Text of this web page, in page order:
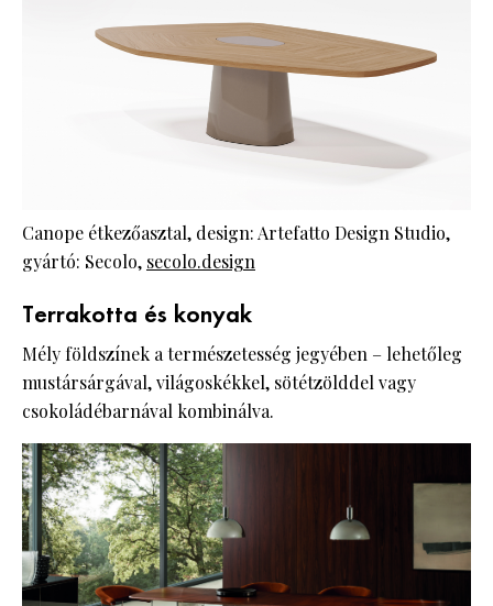
Canope étkezőasztal, design: Artefatto Design Studio,
gyártó: Secolo, secolo.design
Terrakotta és konyak
Mély földszínek a természetesség jegyében – lehetőleg
mustársárgával, világoskékkel, sötétzölddel vagy
csokoládébarnával kombinálva.